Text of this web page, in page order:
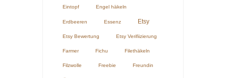
Eintopf Engel häkeln
Erdbeeren Essenz Etsy
Etsy Bewertung Etsy Verifiizierung
Farmer Fichu Filethäkeln
Filzwolle Freebie Freundin